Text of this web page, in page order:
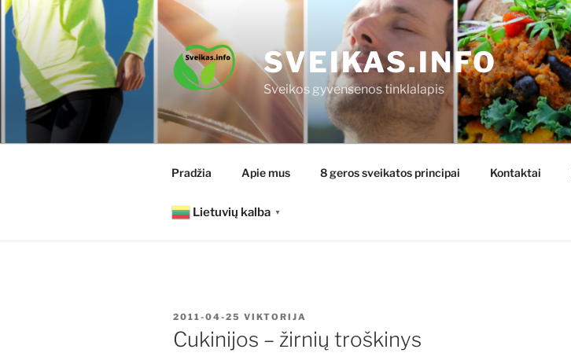
Eiti
prie
turinio
SVEIKAS.INFO
Sveikos gyvensenos tinklalapis
Pradžia Apie mus 8 geros sveikatos principai Kontaktai
Lietuvių kalba ▼
PASKELBTA
2011-04-25 VIKTORIJA
Cukinijos – žirnių troškinys